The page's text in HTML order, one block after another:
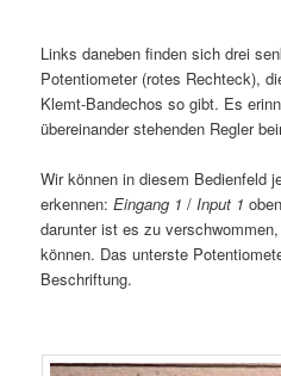
Links daneben finden sich drei
Potentiometer (rotes Rechteck),
Klemt-Bandechos so gibt. Es
übereinander stehenden Regler
Wir können in diesem Bedienfeld
erkennen:Eingang 1 /Input 1
darunter ist es zu
können. Das unterste
Beschriftung.